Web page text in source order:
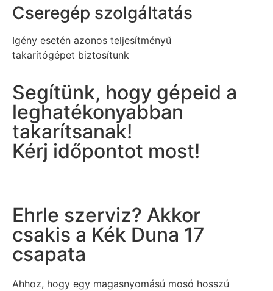
Cseregép szolgáltatás
Igény esetén azonos teljesítményű
takarítógépet biztosítunk
Segítünk, hogy gépeid a
leghatékonyabban
takarítsanak!
Kérj időpontot most!
Ehrle szerviz? Akkor
csakis a Kék Duna 17
csapata
Ahhoz, hogy egy magasnyomású mosó hosszú